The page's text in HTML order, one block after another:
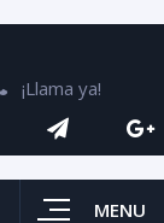
¡Llama ya!
MENU